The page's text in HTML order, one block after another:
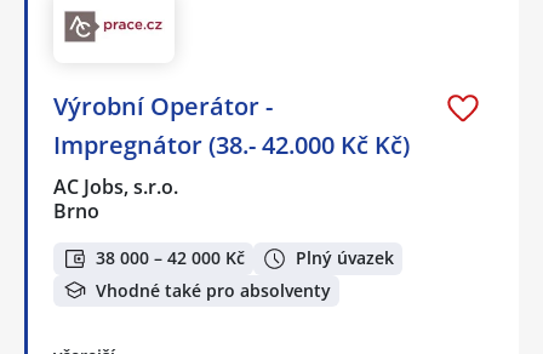
Výrobní Operátor -
Impregnátor (38.- 42.000 Kč Kč)
AC Jobs, s.r.o.
Brno
38 000 – 42 000 Kč
Plný úvazek
Vhodné také pro absolventy